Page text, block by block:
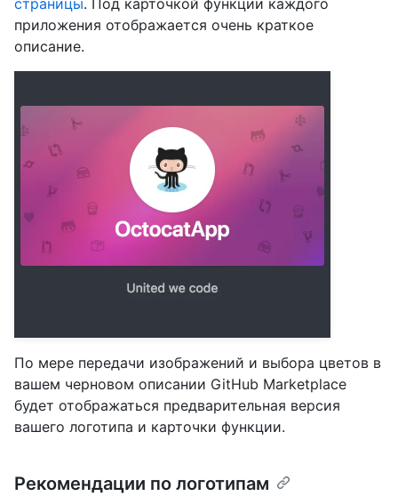
приложения отображается очень краткое
описание.
По мере передачи изображений и выбора цветов в
вашем черновом описании GitHub Marketplace
будет отображаться предварительная версия
вашего логотипа и карточки функции.
Рекомендации по логотипам